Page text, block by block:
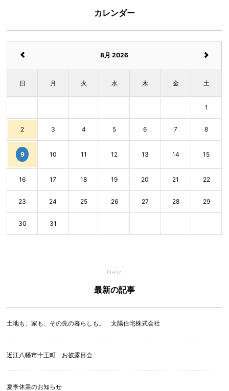
カレンダー
8月 2026
日 月 火 水 木 金 土
1
2 3 4 5 6 7 8
9 10 11 12 13 14 15
16 17 18 19 20 21 22
23 24 25 26 27 28 29
30 31
New
最新の記事
土地も、家も、その先の暮らしも。 太陽住宅株式会社
近江八幡市十王町 お披露目会
夏季休業のお知らせ